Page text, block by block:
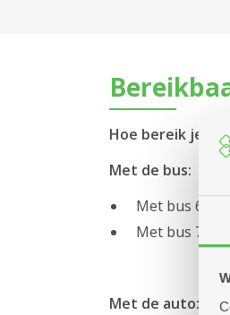
Hoe bereik je
Met de bus:
Met bus 670
Met bus 720
Met de auto: